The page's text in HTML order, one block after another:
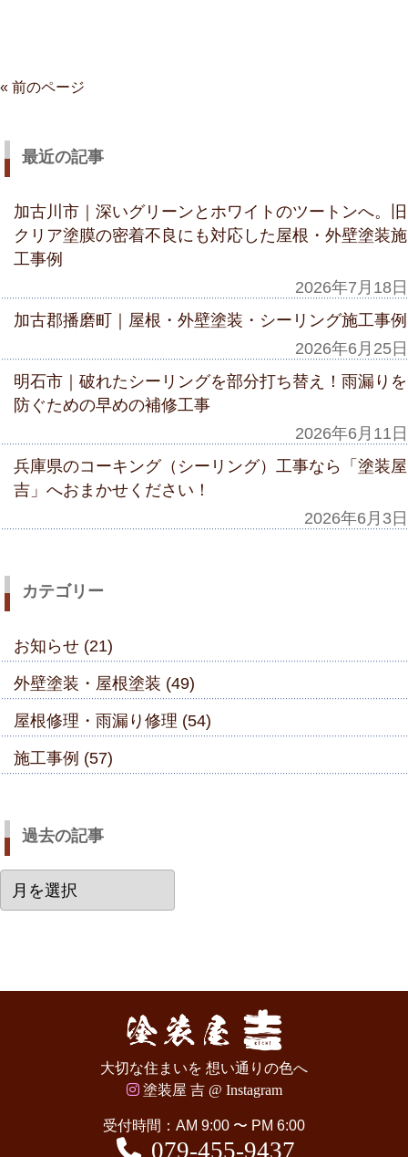
« 前のページ
最近の記事
加古川市｜深いグリーンとホワイトのツートンへ。旧
クリア塗膜の密着不良にも対応した屋根・外壁塗装施
工事例
2026年7月18日
加古郡播磨町｜屋根・外壁塗装・シーリング施工事例
2026年6月25日
明石市｜破れたシーリングを部分打ち替え！雨漏りを
防ぐための早めの補修工事
2026年6月11日
兵庫県のコーキング（シーリング）工事なら「塗装屋
吉」へおまかせください！
2026年6月3日
カテゴリー
お知らせ (21)
外壁塗装・屋根塗装 (49)
屋根修理・雨漏り修理 (54)
施工事例 (57)
過去の記事
去
大切な住まいを 想い通りの色へ
塗装屋 吉 @ Instagram
受付時間：AM 9:00 〜 PM 6:00
079-455-9437